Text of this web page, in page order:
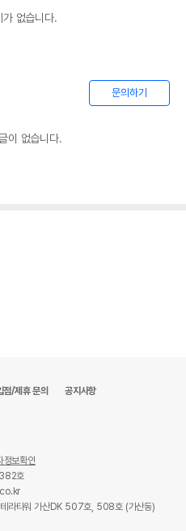
가 없습니다.
문의하기
이 없습니다.
점/제휴 문의 공지사항
정보확인
호
라타워 가산DK 507호, 508호 (가산동)